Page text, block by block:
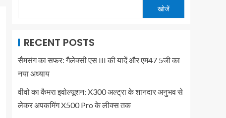
खोजें
RECENT POSTS
सैमसंग का सफर: गैलेक्सी एस III की यादें और एम47 5जी का
नया अध्याय
वीवो का कैमरा इवोल्यूशन: X300 अल्ट्रा के शानदार अनुभव से
लेकर अपकमिंग X500 Pro के लीक्स तक